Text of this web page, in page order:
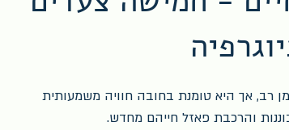
רב, אך היא טומנת בחובה חוויה משמעותית
והרכבת פאזל חייהם מחדש.